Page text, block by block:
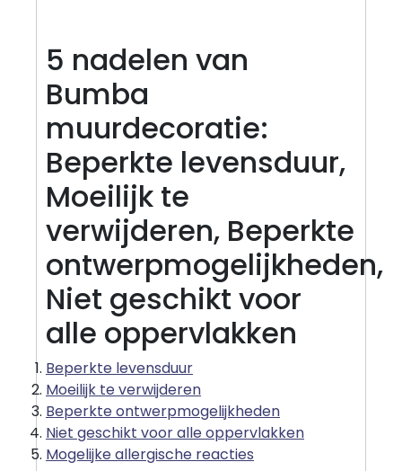
5 nadelen van
Bumba
muurdecoratie:
Beperkte levensduur,
Moeilijk te
verwijderen, Beperkte
ontwerpmogelijkheden,
Niet geschikt voor
alle oppervlakken
Beperkte levensduur
Moeilijk te verwijderen
Beperkte ontwerpmogelijkheden
Niet geschikt voor alle oppervlakken
Mogelijke allergische reacties